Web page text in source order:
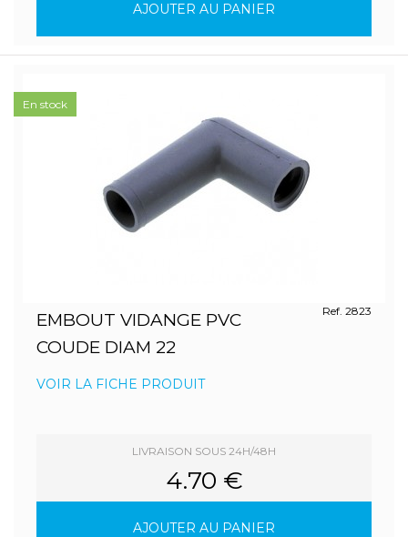
AJOUTER AU PANIER
EMBOUT VIDANGE PVC
COUDE DIAM 22
Ref. 2823
VOIR LA FICHE PRODUIT
LIVRAISON SOUS 24H/48H
4.70 €
AJOUTER AU PANIER
En stock